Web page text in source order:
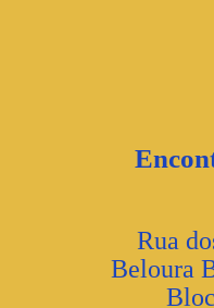
Rua
Beloura